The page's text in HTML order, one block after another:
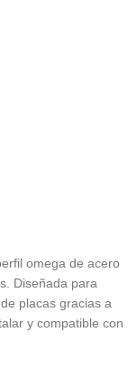
omega de acero
Diseñada para
placas gracias a
y compatible con